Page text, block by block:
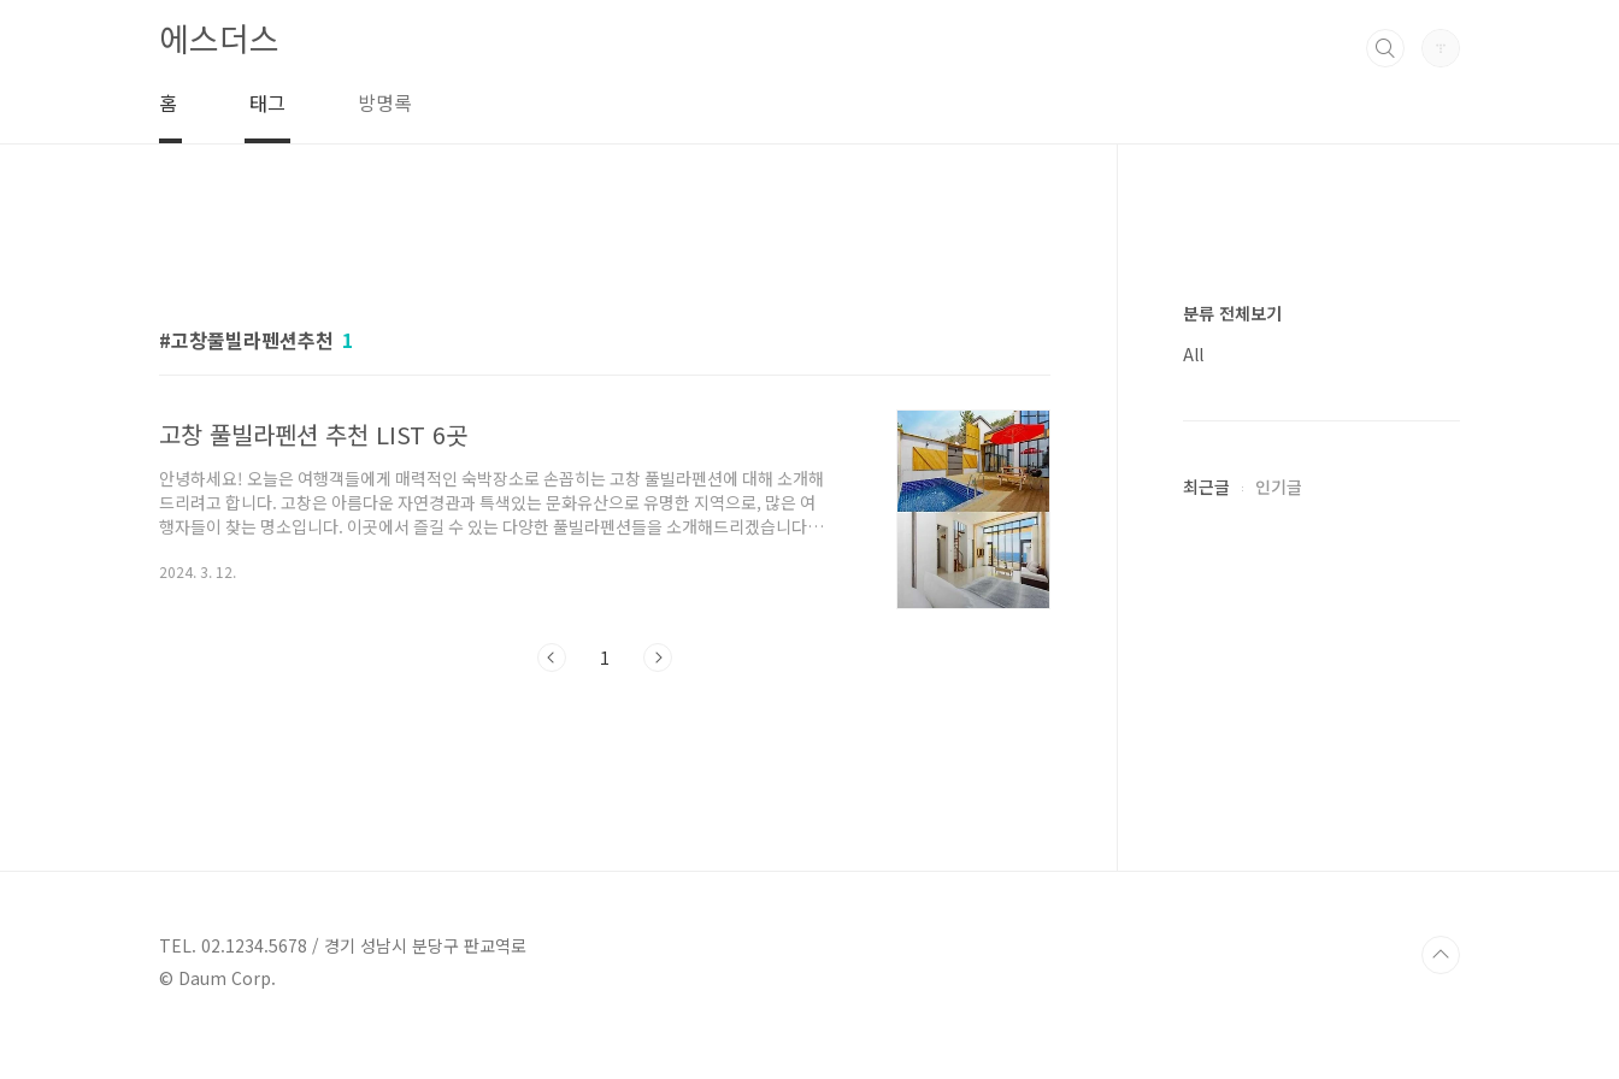
에스더스
홈 태그 방명록
고창풀빌라펜션추천 1
고창 풀빌라펜션 추천 LIST 6곳
안녕하세요! 오늘은 여행객들에게 매력적인 숙박장소로 손꼽히는 고창 풀빌라펜션에 대해 소개해
드리려고 합니다. 고창은 아름다운 자연경관과 특색있는 문화유산으로 유명한 지역으로, 많은 여
행자들이 찾는 명소입니다. 이곳에서 즐길 수 있는 다양한 풀빌라펜션들을 소개해드리겠습니다.
라풀빌라 정보 주소 : 전남 영광군 백수읍 해안로4길 121 아라풀빌라 펜션 고창 풀빌라펜션은 전남
해수욕을 즐길 수 있습니다. 또한 아라풀빌라는 전면에 바다..
2024. 3. 12.
1
분류 전체보기
All
최근글 인기글
TEL. 02.1234.5678 / 경기 성남시 분당구 판교역로
© Daum Corp.